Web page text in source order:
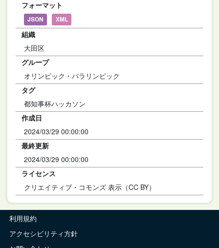
フォーマット
JSON XML
組織
大田区
グループ
オリンピック・パラリンピック
タグ
都知事杯ハッカソン
作成日
2024/03/29 00:00:00
最終更新
2024/03/29 00:00:00
ライセンス
クリエイティブ・コモンズ 表示（CC BY）
利用規約
アクセシビリティ方針